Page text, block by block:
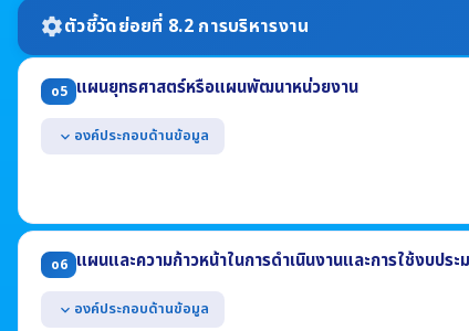
เป็นข้อมูลข่าวสารที่เกิดขึ้นในปี พ.ศ. 2569
settingsตัวชี้วัดย่อยที่ 8.2 การบริหารงาน
o5 แผนยุทธศาสตร์หรือแผนพัฒนาหน่วยงาน
expand_more องค์ประกอบด้านข้อมูล
มีระยะเวลาบังคับใช้ครอบคลุมปี พ.ศ. 2569
o6 แผนและความก้าวหน้าในการดำเนินงานและการใช้งบปร
expand_more องค์ประกอบด้านข้อมูล